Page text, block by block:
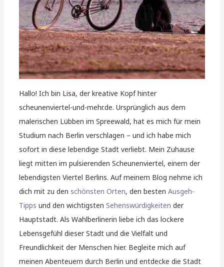
Hallo! Ich bin Lisa, der kreative Kopf hinter
scheunenviertel-und-mehr.de. Ursprünglich aus dem
malerischen Lübben im Spreewald, hat es mich für mein
Studium nach Berlin verschlagen – und ich habe mich
sofort in diese lebendige Stadt verliebt. Mein Zuhause
liegt mitten im pulsierenden Scheunenviertel, einem der
lebendigsten Viertel Berlins. Auf meinem Blog nehme ich
dich mit zu denschönsten Orten, den bestenAusgeh-
Tipps und den wichtigstenSehenswürdigkeiten der
Hauptstadt. Als Wahlberlinerin liebe ich das lockere
Lebensgefühl dieser Stadt und die Vielfalt und
Freundlichkeit der Menschen hier. Begleite mich auf
meinen Abenteuern durch Berlin und entdecke die Stadt